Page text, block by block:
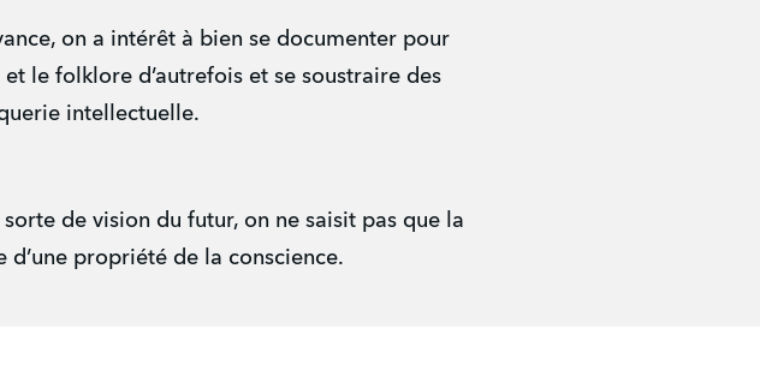
on a intérêt à bien se documenter pour
le folklore d’autrefois et se soustraire des
intellectuelle.
de vision du futur, on ne saisit pas que la
d’une propriété de la conscience.